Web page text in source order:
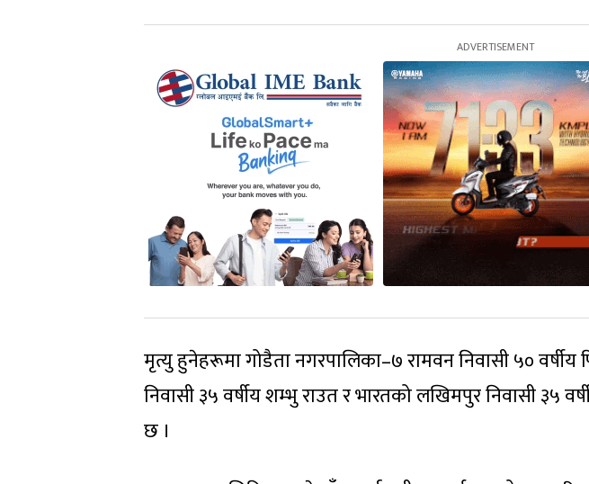
मृत्यु हुनेहरूमा गोडैता नगरपालिका–७ रामवन निवासी ५०
निवासी ३५ वर्षीय शम्भु राउत र भारतको लखिमपुर निवासी ३५
छ ।